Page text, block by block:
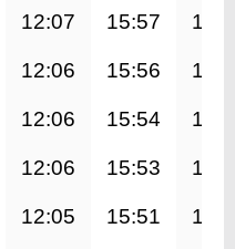
12:07 15:57
12:06 15:56
12:06 15:54
12:06 15:53
12:05 15:51